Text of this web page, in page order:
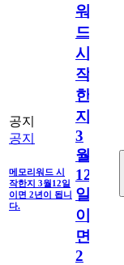
공지
공지
메모리워드 시
작한지 3월12일
이면 2년이 됩니
다.
워
드
시
작
한
지
3
월
12
일
이
면
2